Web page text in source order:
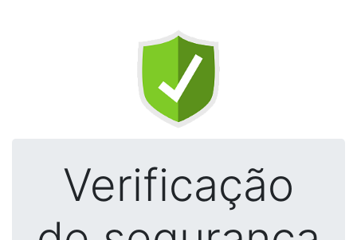
Verificação